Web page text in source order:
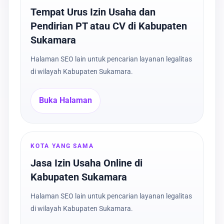
Tempat Urus Izin Usaha dan
Pendirian PT atau CV di Kabupaten
Sukamara
Halaman SEO lain untuk pencarian layanan legalitas
di wilayah Kabupaten Sukamara.
Buka Halaman
KOTA YANG SAMA
Jasa Izin Usaha Online di
Kabupaten Sukamara
Halaman SEO lain untuk pencarian layanan legalitas
di wilayah Kabupaten Sukamara.